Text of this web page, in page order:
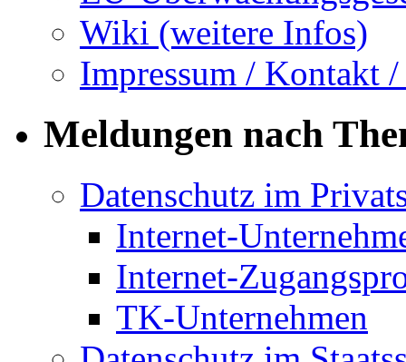
Wiki (weitere Infos)
Impressum / Kontakt
Meldungen nach
Datenschutz im
Internet-
Internet-
TK-Unternehmen